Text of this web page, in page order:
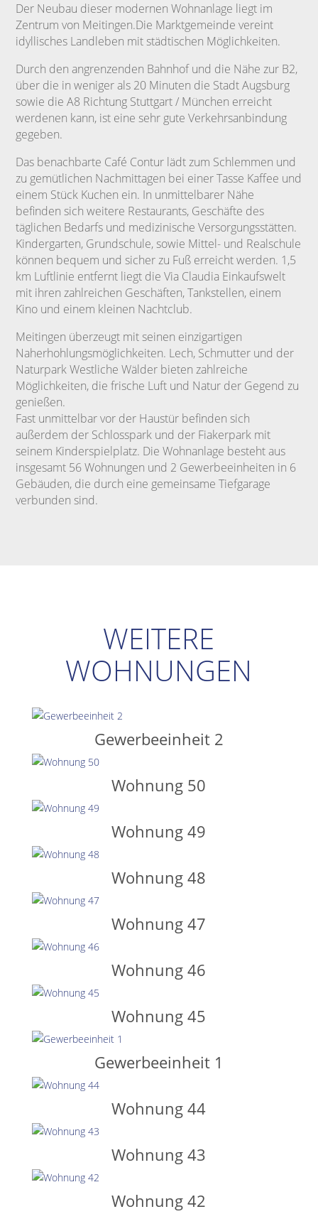
Der Neubau dieser modernen Wohnanlage liegt im
Zentrum von Meitingen.Die Marktgemeinde vereint
idyllisches Landleben mit städtischen Möglichkeiten.
Durch den angrenzenden Bahnhof und die Nähe zur B2,
über die in weniger als 20 Minuten die Stadt Augsburg
sowie die A8 Richtung Stuttgart / München erreicht
werdenen kann, ist eine sehr gute Verkehrsanbindung
gegeben.
Das benachbarte Café Contur lädt zum Schlemmen und
zu gemütlichen Nachmittagen bei einer Tasse Kaffee und
einem Stück Kuchen ein. In unmittelbarer Nähe
befinden sich weitere Restaurants, Geschäfte des
täglichen Bedarfs und medizinische Versorgungsstätten.
Kindergarten, Grundschule, sowie Mittel- und Realschule
können bequem und sicher zu Fuß erreicht werden. 1,5
km Luftlinie entfernt liegt die Via Claudia Einkaufswelt
mit ihren zahlreichen Geschäften, Tankstellen, einem
Kino und einem kleinen Nachtclub.
Meitingen überzeugt mit seinen einzigartigen
Naherhohlungsmöglichkeiten. Lech, Schmutter und der
Naturpark Westliche Wälder bieten zahlreiche
Möglichkeiten, die frische Luft und Natur der Gegend zu
genießen.
Fast unmittelbar vor der Haustür befinden sich
außerdem der Schlosspark und der Fiakerpark mit
seinem Kinderspielplatz. Die Wohnanlage besteht aus
insgesamt 56 Wohnungen und 2 Gewerbeeinheiten in 6
Gebäuden, die durch eine gemeinsame Tiefgarage
verbunden sind.
WEITERE
WOHNUNGEN
Gewerbeeinheit 2
Wohnung 50
Wohnung 49
Wohnung 48
Wohnung 47
Wohnung 46
Wohnung 45
Gewerbeeinheit 1
Wohnung 44
Wohnung 43
Wohnung 42